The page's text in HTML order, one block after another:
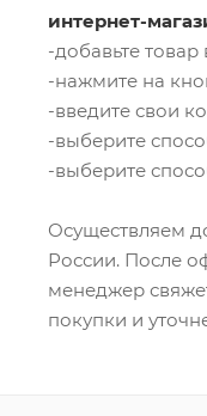
интернет-
-добавьте товар
-нажмите на
-введите свои
-выберите
-выберите
Осуществляем
России. После
менеджер
покупки и